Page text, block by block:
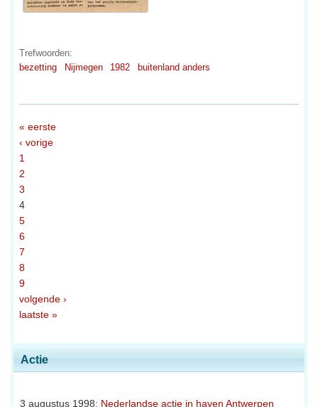
Actie
3 augustus 1998: Nederlandse actie in haven Antwerpen
Trefwoorden:
bezetting
Nijmegen 1982 buitenland anders
« eerste
‹ vorige
1
2
3
4
5
6
7
8
9
volgende ›
laatste »